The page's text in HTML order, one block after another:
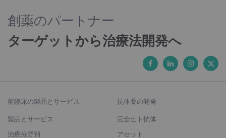
創薬のパートナー
ターゲットから治療法開発へ
前臨床の製品とサービス
製品とサービス
治療分野別
抗体薬の開発
完全ヒト抗体
アセット